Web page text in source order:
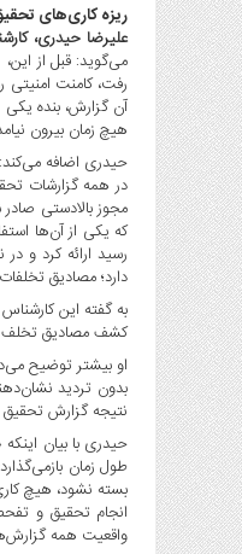
سیاسی
و
بین
الملل
نگاه
روز
گوناگون
ریزه کاری‌های
علیرضا حیدری،
رفت، کامنت امنیتی
آن گزارش، بنده
هیچ زمان بیرون
حیدری اضافه
در همه گزارشات
مجوز بالادستی
که یکی از آن‌ها
رسید ارائه کرد و
دارد؛ مصادیق
به گفته این
کشف مصادیق تخلف
او بیشتر توضیح
بدون تردید
نتیجه گزارش
حیدری با بیان
طول زمان
بسته نشود، هیچ
انجام تحقیق و
واقعیت همه